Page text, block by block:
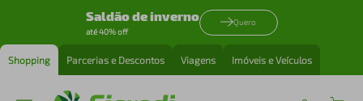
Saldão de inverno
até 40% off
Quero
Shopping Parcerias e Descontos Viagens Imóveis e Veículos